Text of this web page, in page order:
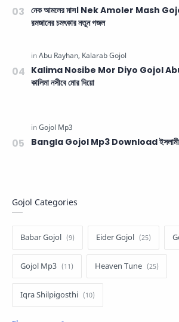
নেক আমলের মাস। Nek Amoler Mash
রমজানের চমৎকার নতুন গজল
Kalima Nosibe Mor Diyo Gojol
কালিমা নসীবে মোর দিয়ো
Bangla Gojol Mp3 Download ইসলামী
Gojol Categories
Babar Gojol Eider Gojol
Gojol Mp3 Heaven Tune
Iqra Shilpigosthi